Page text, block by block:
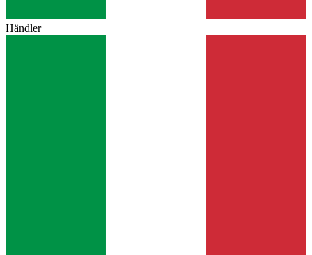
Händler